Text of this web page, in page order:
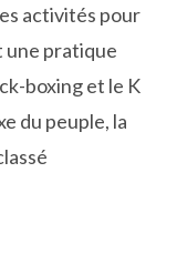
activités pour
une pratique
boxing et le K
du peuple, la